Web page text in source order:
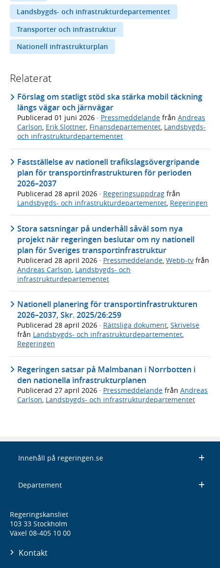
Landsbygds- och infrastrukturdepartementet
Transporter och infrastruktur
Nationell infrastrukturplan
Relaterat
Förslag om statligt stöd ska stärka mobil täckning
längs vägar och järnvägar
Publicerad 01 juni 2026 · Pressmeddelande från Andreas
Carlson, Erik Slottner, Finansdepartementet, Landsbygds-
och infrastrukturdepartementet
Fastställelse av nationell trafikslagsövergripande
plan för transportinfrastrukturen för perioden
2026–2037
Publicerad 28 april 2026 · Regeringsuppdrag från
Landsbygds- och infrastrukturdepartementet, Regeringen
Stora satsningar på underhåll såväl som nya
projekt när regeringen beslutar om ny nationell
plan för Sveriges transportinfrastruktur
Publicerad 28 april 2026 · Pressmeddelande Webb-tv från
Andreas Carlson Landsbygds- och
infrastrukturdepartementet
Nationell planering för transportinfrastrukturen
2026–2037, Skr. 2025/26:259
Publicerad 28 april 2026 · Rättsliga dokument, Skrivelse
från Landsbygds- och infrastrukturdepartementet,
Regeringen
Regeringen satsar på Malmbanan i Norrbotten i
den nationella infrastrukturplanen
Publicerad 27 april 2026 · Pressmeddelande från Andreas
Carlson, Landsbygds- och infrastrukturdepartementet
Innehåll på regeringen.se
Departement
Regeringskansliet
103 33 Stockholm
Växel 08-405 10 00
Kontakt